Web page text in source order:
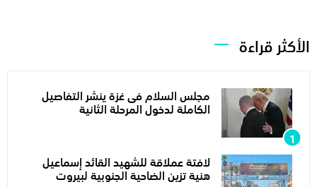
الأكثر قراءة
مجلس السلام فى غزة ينشر التفاصيل
الكاملة لدخول المرحلة الثانية
لافتة عملاقة للشهيد القائد إسماعيل
هنية تزين الضاحية الجنوبية لبيروت